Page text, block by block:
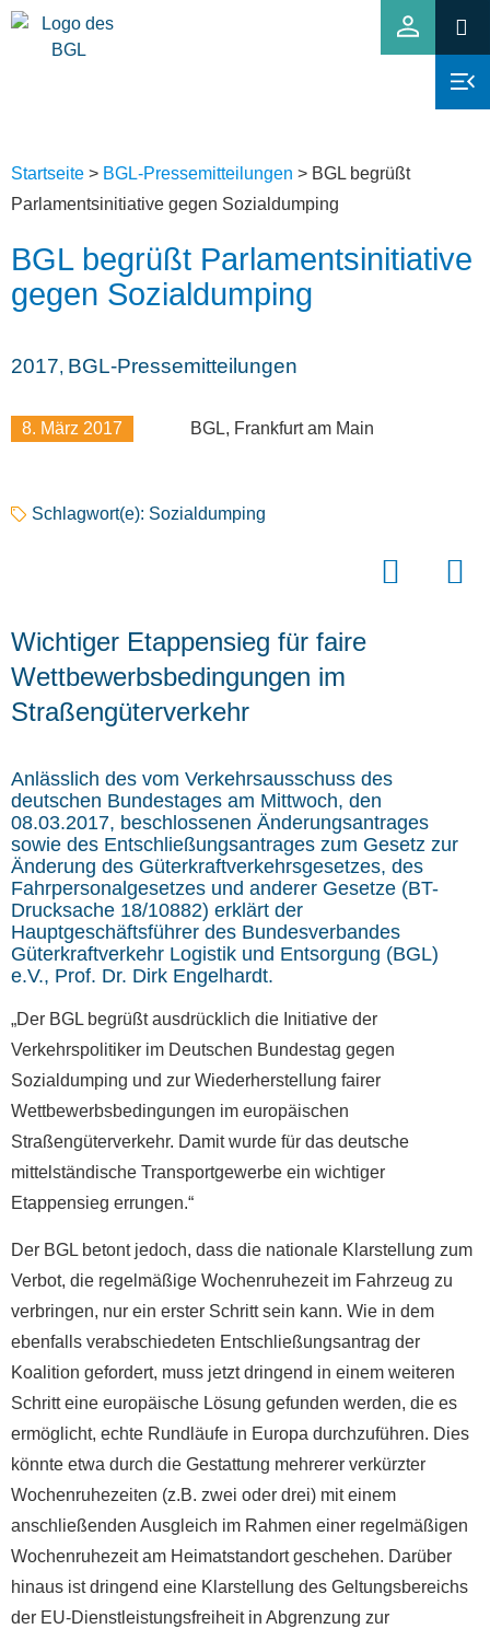
Startseite > BGL-Pressemitteilungen > BGL begrüßt
Parlamentsinitiative gegen Sozialdumping
BGL begrüßt Parlamentsinitiative
gegen Sozialdumping
2017, BGL-Pressemitteilungen
8. März 2017 BGL, Frankfurt am Main
Schlagwort(e): Sozialdumping
Wichtiger Etappensieg für faire
Wettbewerbsbedingungen im
Straßengüterverkehr
Anlässlich des vom Verkehrsausschuss des
deutschen Bundestages am Mittwoch, den
08.03.2017, beschlossenen Änderungsantrages
sowie des Entschließungsantrages zum Gesetz zur
Änderung des Güterkraftverkehrsgesetzes, des
Fahrpersonalgesetzes und anderer Gesetze (BT-
Drucksache 18/10882) erklärt der
Hauptgeschäftsführer des Bundesverbandes
Güterkraftverkehr Logistik und Entsorgung (BGL)
e.V., Prof. Dr. Dirk Engelhardt.
„Der BGL begrüßt ausdrücklich die Initiative der
Verkehrspolitiker im Deutschen Bundestag gegen
Sozialdumping und zur Wiederherstellung fairer
Wettbewerbsbedingungen im europäischen
Straßengüterverkehr. Damit wurde für das deutsche
mittelständische Transportgewerbe ein wichtiger
Etappensieg errungen.“
Der BGL betont jedoch, dass die nationale Klarstellung zum
Verbot, die regelmäßige Wochenruhezeit im Fahrzeug zu
verbringen, nur ein erster Schritt sein kann. Wie in dem
ebenfalls verabschiedeten Entschließungsantrag der
Koalition gefordert, muss jetzt dringend in einem weiteren
Schritt eine europäische Lösung gefunden werden, die es
ermöglicht, echte Rundläufe in Europa durchzuführen. Dies
könnte etwa durch die Gestattung mehrerer verkürzter
Wochenruhezeiten (z.B. zwei oder drei) mit einem
anschließenden Ausgleich im Rahmen einer regelmäßigen
Wochenruhezeit am Heimatstandort geschehen. Darüber
hinaus ist dringend eine Klarstellung des Geltungsbereichs
der EU-Dienstleistungsfreiheit in Abgrenzung zur